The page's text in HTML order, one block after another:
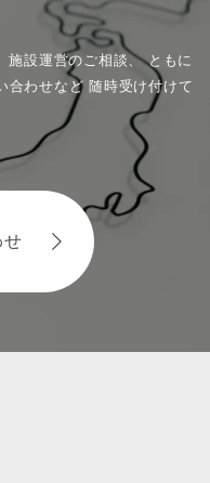
施設運営のご相談、ともに
合わせなど 随時受け付けて
せ